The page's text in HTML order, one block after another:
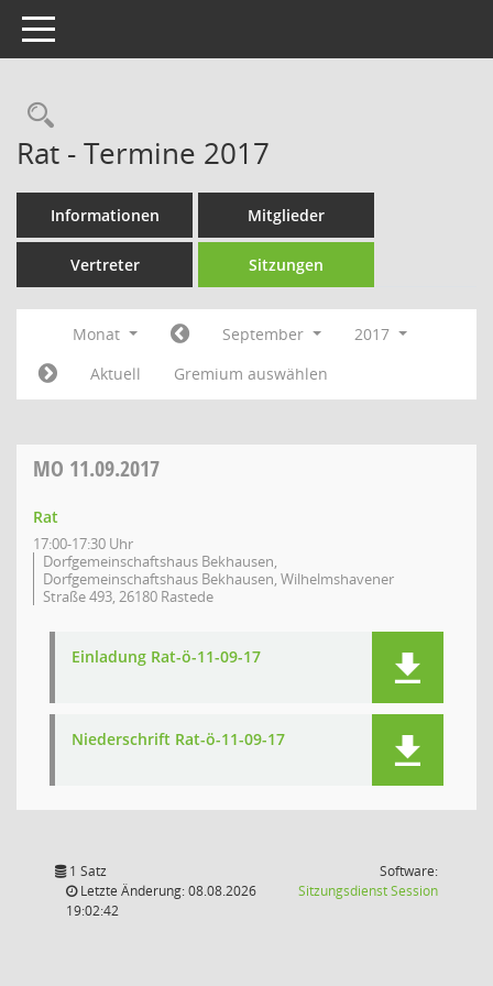
Toggle navigation
Rechercheauswahl
Rat - Termine 2017
Informationen Mitglieder
Vertreter Sitzungen
Monat September
2017
Aktuell
Gremium auswählen
MO 11.09.2017
Rat
17:00-17:30 Uhr
Dorfgemeinschaftshaus Bekhausen,
Dorfgemeinschaftshaus Bekhausen, Wilhelmshavener
Straße 493, 26180 Rastede
Einladung Rat-ö-11-09-17
Niederschrift Rat-ö-11-09-17
1 Satz
Letzte Änderung: 08.08.2026
19:02:42
Software:
SitzungsdienstSession(Wird in